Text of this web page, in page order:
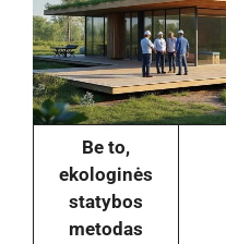
Be to,
ekologinės
statybos
metodas